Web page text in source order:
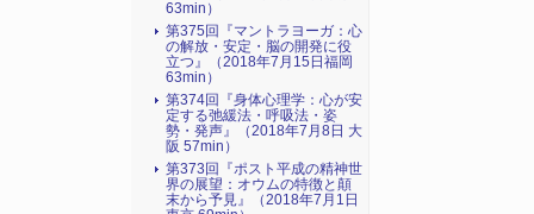
63min）
第375回『マントラヨーガ：心
の解放・安定・脳の開発に役
立つ』（2018年7月15日福岡
63min）
第374回『身体心理学：心が安
定する弛緩法・呼吸法・姿
勢・発声』（2018年7月8日 大
阪 57min）
第373回『ポスト平成の精神世
界の展望：オウムの特徴と顛
末から予見』（2018年7月1日